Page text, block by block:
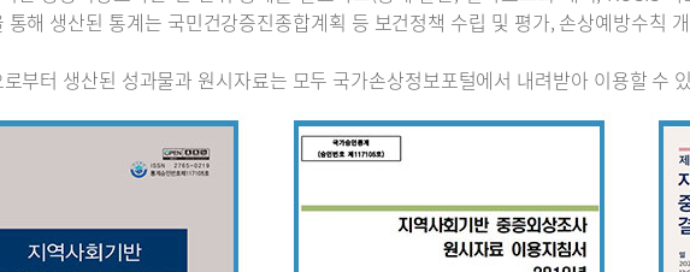
통해 생산된 통계는 국민건강증진종합계획 등 보건정책 수립 및 평가, 손상예방수칙
부터 생산된 성과물과 원시자료는 모두 국가손상정보포털에서 내려받아 이용할 수